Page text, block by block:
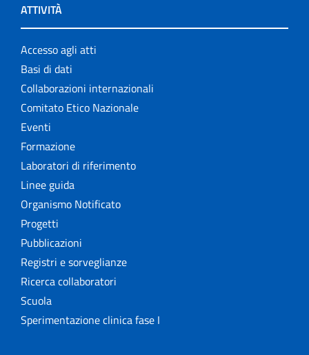
ATTIVITÀ
Accesso agli atti
Basi di dati
Collaborazioni internazionali
Comitato Etico Nazionale
Eventi
Formazione
Laboratori di riferimento
Linee guida
Organismo Notificato
Progetti
Pubblicazioni
Registri e sorveglianze
Ricerca collaboratori
Scuola
Sperimentazione clinica fase I